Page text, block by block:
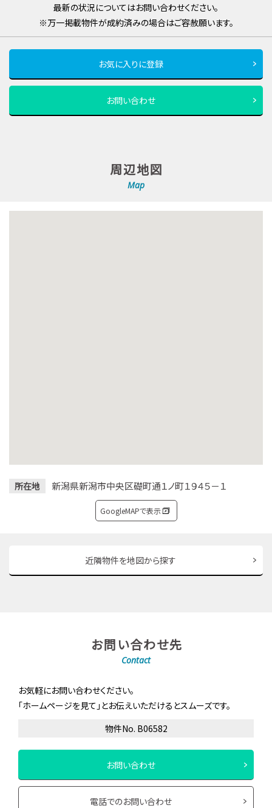
最新の状況についてはお問い合わせください。
※万一掲載物件が成約済みの場合はご容赦願います。
お気に入りに登録
お問い合わせ
周辺地図
Map
所在地 新潟県新潟市中央区礎町通１ノ町１９４５－１
GoogleMAPで表示
近隣物件を地図から探す
お問い合わせ先
Contact
お気軽にお問い合わせください。
「ホームページを見て」とお伝えいただけるとスムーズです。
物件No. B06582
お問い合わせ
電話でのお問い合わせ